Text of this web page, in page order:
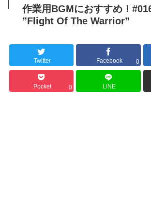
作業用BGMにおすすめ！
”Flight Of The Warrior”
Twitter Facebook 0
Pocket 0 LINE